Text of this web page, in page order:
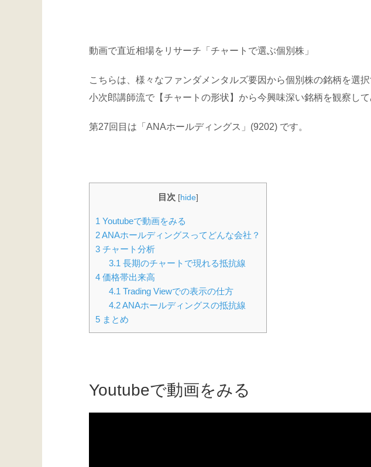
動画で直近相場をリサーチ「チャートで選ぶ個別株」
こちらは、様々なファンダメンタルズ要因から個別株の銘柄を選択
小次郎講師流で【チャートの形状】から今興味深い銘柄を観察して
第27回目は「ANAホールディングス」(9202) です。
目次 [hide]
1 Youtubeで動画をみる
2ANAホールディングスってどんな会社？
3 チャート分析
3.1 長期のチャートで現れる抵抗線
4 価格帯出来高
4.1 Trading Viewでの表示の仕方
4.2ANAホールディングスの抵抗線
5 まとめ
Youtubeで動画をみる